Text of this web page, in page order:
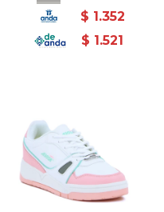
$ 1.352
$ 1.521